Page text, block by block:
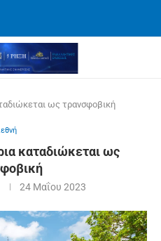
ως τρανσφοβική
καταδιώκεται ως
24 Μαΐου 2023